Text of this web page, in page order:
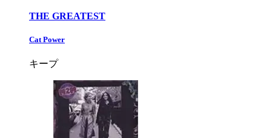
THE GREATEST
Cat Power
キープ